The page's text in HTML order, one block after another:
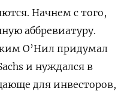
Начнем с того,
аббревиатуру.
О’Нил придумал
и нуждался в
для инвесторов,